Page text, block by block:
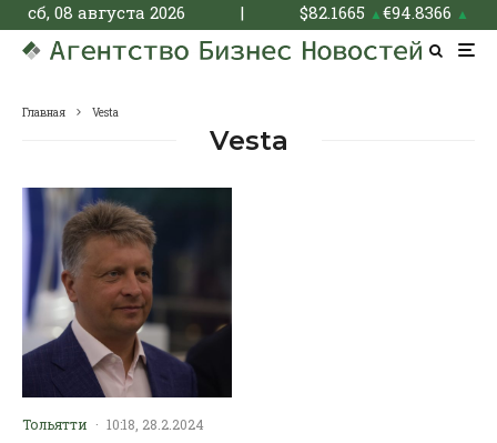
сб, 08 августа 2026 | $82.1665 ▲€94.8366 ▲
Главная Vesta
Vesta
Тольятти · 10:18, 28.2.2024